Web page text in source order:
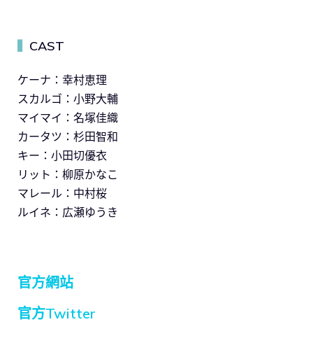
CAST
ケーナ：幸村恵理
スカルゴ：小野大輔
マイマイ：名塚佳織
カータツ：杉田智和
キー：小田切優衣
リット：柳原かなこ
マレール：中村桜
ルイネ：広瀬ゆうき
官方網站
官方Twitter